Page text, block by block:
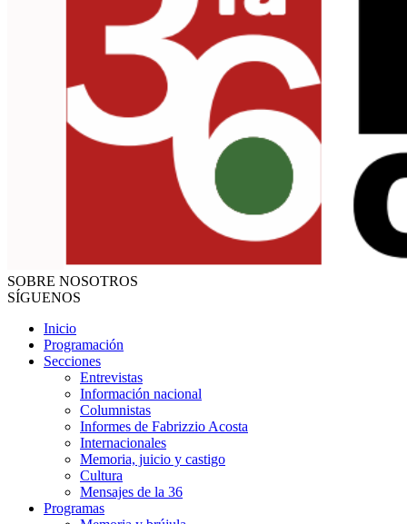
SOBRE NOSOTROS
SÍGUENOS
Inicio
Programación
Secciones
Entrevistas
Información nacional
Columnistas
Informes de Fabrizzio Acosta
Internacionales
Memoria, juicio y castigo
Cultura
Mensajes de la 36
Programas